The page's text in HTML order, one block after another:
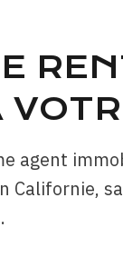
agent
Californie,